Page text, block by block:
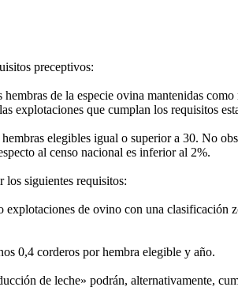
preceptivos:
de la especie ovina mantenidas
explotaciones que cumplan los requisitos
elegibles igual o superior a 30. No
al censo nacional es inferior al 2%.
los siguientes requisitos:
de ovino con una
0,4 corderos por hembra elegible y año.
de leche» podrán, alternativamente,